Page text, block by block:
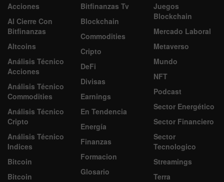
Acciones
Al Cierre Con
Bitfinanzas
Altcoins
Análisis Técnico
Acciones
Análisis Técnico
Commodities
Análisis Técnico
Cripto
Análisis Técnico
Indices
Bitcoin
Bitcoin
Bitfinanzas Tv
Blockchain
Commodities
Cripto
DeFi
Divisas
Earnings
En Tendencia
Energía
Finanzas
Formacion
Glosario
Juegos
Blockchain
Mercado Laboral
Metaverso
Mundo
NFT
Podcast
Sector Energético
Sector Financiero
Sector
Tecnologico
Streamings
Terra